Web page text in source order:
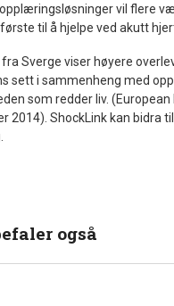
vil flere
til å hjelpe ved akutt
fra Sverge viser høyere
sett i sammenheng med
som redder liv.
2014). ShockLink kan bidra
også